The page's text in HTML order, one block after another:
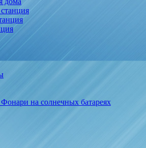
на солнечных батареях